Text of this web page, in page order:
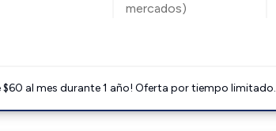
mercados)
al mes durante 1 año! Oferta por tiempo limitado.